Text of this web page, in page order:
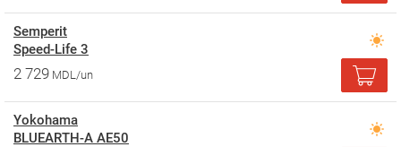
Semperit
Speed-Life 3
2 729 MDL/un
Yokohama
BLUEARTH-A AE50